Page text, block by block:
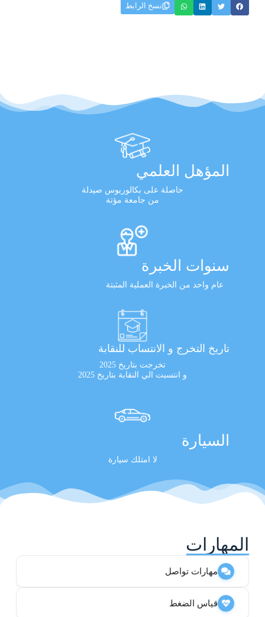
نسخ الرابط
المؤهل العلمي
حاصلة على بكالوريوس صيدلة
من جامعة مؤتة
سنوات الخبرة
عام واحد من الخبرة العملية المثبتة
تاريخ التخرج و الانتساب للنقابة
تخرجت بتاريخ 2025
و انتسبت الي النقابة بتاريخ 2025
السيارة
لا امتلك سيارة
المهارات
مهارات تواصل
قياس الضغط